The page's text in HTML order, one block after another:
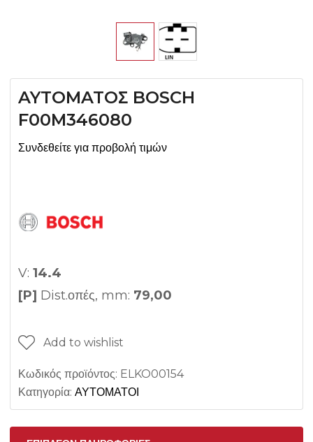
AYTOMATOΣ BOSCH
F00M346080
Συνδεθείτε για προβολή τιμών
V: 14.4
[P] Dist.οπές, mm: 79,00
Add to wishlist
Κωδικός προϊόντος: ELKO00154
Κατηγορία: ΑΥΤΟΜΑΤΟΙ